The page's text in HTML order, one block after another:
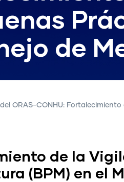
de
ORAS-CONHU:
de la
(BPM) en el